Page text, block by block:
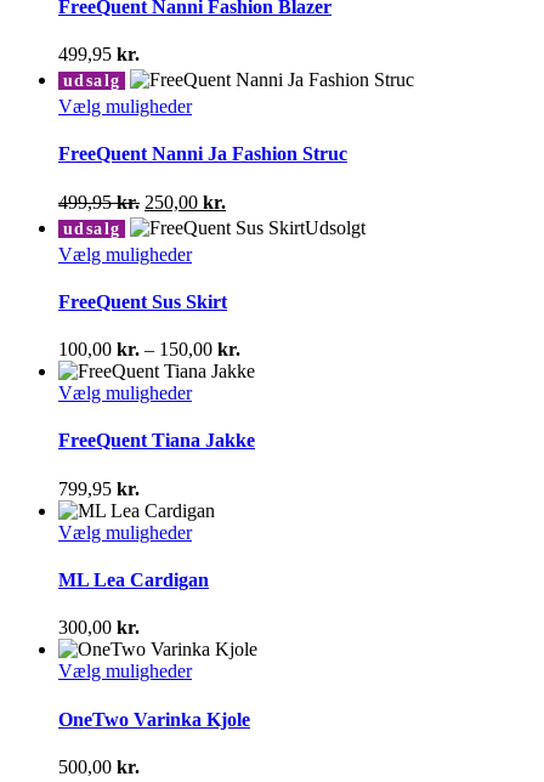
varesiden
kan
vælges
varesiden
FreeQuent Nanni Fashion Blazer
499,95 kr.
udsalg
Vælg mulighederDette
har
varianter.
Mulighederne
kan
vælges
varesiden
FreeQuent Nanni Ja Fashion Struc
499,95kr. Den
oprindelige
pris
var:
250,00 kr.
aktuelle
udsalg
Udsolgt
Vælg mulighederDette
har
varianter.
Mulighederne
kan
vælges
varesiden
FreeQuent Sus Skirt
100,00 kr. – 150,00 kr.
100,00 kr.
Vælg mulighederDette
har
kan
vælges
varesiden
FreeQuent Tiana Jakke
799,95 kr.
Vælg mulighederDette
har
Mulighederne
kan
vælges
varesiden
ML Lea Cardigan
300,00 kr.
Vælg mulighederDette
har
flere
OneTwo Varinka Kjole
500,00 kr.